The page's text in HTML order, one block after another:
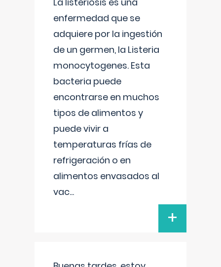
enfermedad que se
adquiere por la ingestión
de un germen, la Listeria
monocytogenes. Esta
bacteria puede
encontrarse en muchos
tipos de alimentos y
puede vivir a
temperaturas frías de
refrigeración o en
alimentos envasados al
vac...
+